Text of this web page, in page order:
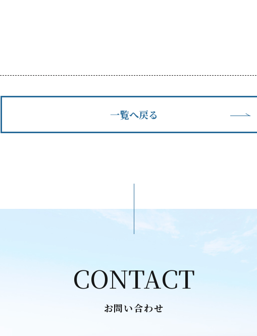
一覧へ戻る
CONTACT
お問い合わせ